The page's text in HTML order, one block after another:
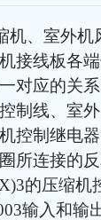
机、室外
接线板各
对应的关
制线、室
控制继电
所连接的
的压缩机
输入和输